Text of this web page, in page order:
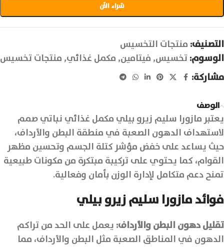
شراء الآن
التصنيف: منتجات التخسيس
الوسوم:تخسيس, فيتامين, مكمل غذائي, منتجات تخسيس
مشاركة:
الوصف
يعتبر مازورا سليم زيرو بيلي مكمل غذائي نباتي صمم
لاستهداف الدهون الصعبة في منطقة البطن والأرداف،
حيث يساعد على خفض مؤشر كتلة الجسم وتحسين مظهر
القوام، كما يحتوي على تركيبة مبتكرة من مكونات طبيعية
تمنح دعم متكامل لإدارة الوزن بأمان وفعالية.
فوائد مازورا سليم زيرو بيلي
تقليل دهون البطن والأرداف: يعمل على الحد من تراكم
الدهون في المناطق الصعبة مثل البطن والأرداف، مما